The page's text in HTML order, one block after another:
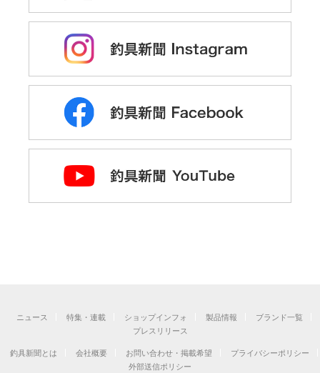
ニュース 特集・連載 ショップインフォ 製品情報
ブランド一覧
プレスリリース
釣具新聞とは
会社概要 お問い合わせ・掲載希望
プライバシーポリシー
外部送信ポリシー